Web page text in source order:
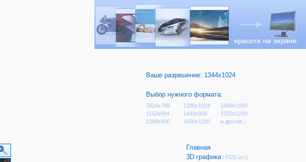
Ваше разрешение: 1344x1024
Выбор нужного формата:
1024x768 1280x1024
1680x1050
1152x864
1440x900
1920x1200
1280x800
1600x1200 и другие...
Главная
3D графика (4325 шт.)